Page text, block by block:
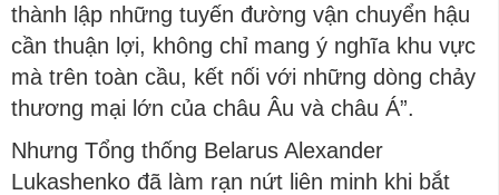
thành lập những tuyến đường vận chuyển hậu
cần thuận lợi, không chỉ mang ý nghĩa khu vực
mà trên toàn cầu, kết nối với những dòng chảy
thương mại lớn của châu Âu và châu Á”.
Nhưng Tổng thống Belarus Alexander
Lukashenko đã làm rạn nứt liên minh khi bắt